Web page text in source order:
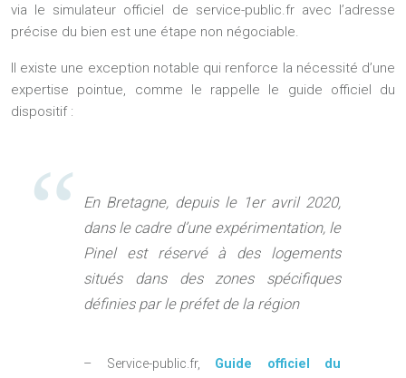
via le simulateur officiel de service-public.fr avec l’adresse
précise du bien est une étape non négociable.
Il existe une exception notable qui renforce la nécessité d’une
expertise pointue, comme le rappelle le guide officiel du
dispositif :
En Bretagne, depuis le 1er avril 2020,
dans le cadre d’une expérimentation, le
Pinel est réservé à des logements
situés dans des zones spécifiques
définies par le préfet de la région
– Service-public.fr, Guide officiel du